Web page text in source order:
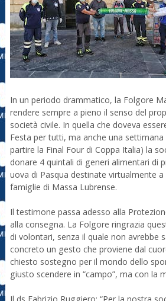
In un periodo drammatico, la Folgore
rendere sempre a pieno il senso del
società civile. In quella che doveva
Festa per tutti, ma anche una
partire la Final Four di Coppa Italia) la
donare 4 quintali di generi alimentari di
uova di Pasqua destinate virtualmente
famiglie di Massa Lubrense.
Il testimone passa adesso alla
alla consegna. La Folgore ringrazia
di volontari, senza il quale non avrebbe
concreto un gesto che proviene dal
chiesto sostegno per il mondo dello
giusto scendere in “campo”, ma con la